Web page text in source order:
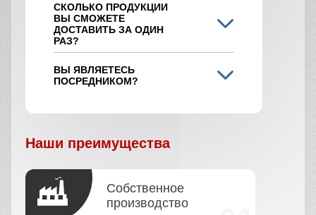
СКОЛЬКО ПРОДУКЦИИ
ВЫ СМОЖЕТЕ
ДОСТАВИТЬ ЗА ОДИН
РАЗ?
ВЫ ЯВЛЯЕТЕСЬ
ПОСРЕДНИКОМ?
Наши преимущества
Собственное
производство